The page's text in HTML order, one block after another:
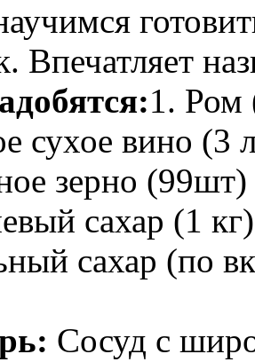
Впечатляет
1. Ром
сухое вино (3
зерно (99шт)
сахар (1 кг)
сахар (по
Сосуд с